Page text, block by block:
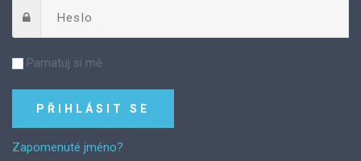
Pamatuj si mě
Zapomenuté jméno?